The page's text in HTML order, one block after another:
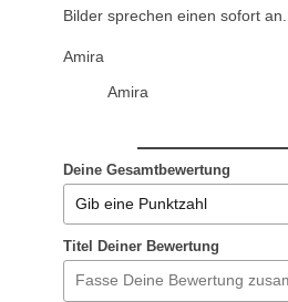
Bilder sprechen einen sofort
Amira
Amira
Deine Gesamtbewertung
Titel Deiner Bewertung